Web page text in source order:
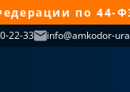
по 44-ФЗ
22-33 info@amkodor-